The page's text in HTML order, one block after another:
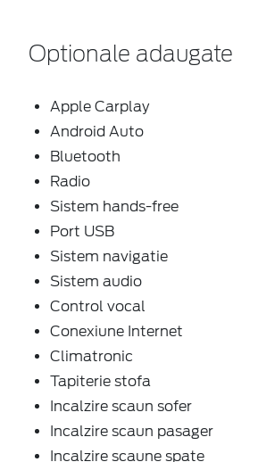
Optionale adaugate
Apple Carplay
Android Auto
Bluetooth
Radio
Sistem hands-free
Port USB
Sistem navigatie
Sistem audio
Control vocal
Conexiune Internet
Climatronic
Tapiterie stofa
Incalzire scaun sofer
Incalzire scaun pasager
Incalzire scaune spate